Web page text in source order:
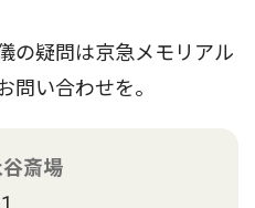
の疑問は京急メモリアル
問い合わせを。
斎場